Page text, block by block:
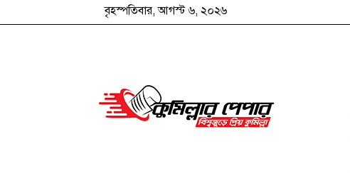
বৃহস্পতিবার, আগস্ট ৬, ২০২৬